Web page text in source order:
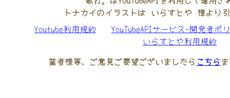
トナカイのイラストは いらすとや 様より
Youtube利用規約
YouTubeAPIサービス-開発者ポ
いらすとや利用規約
業者様等、ご意見ご要望ございましたら こちら